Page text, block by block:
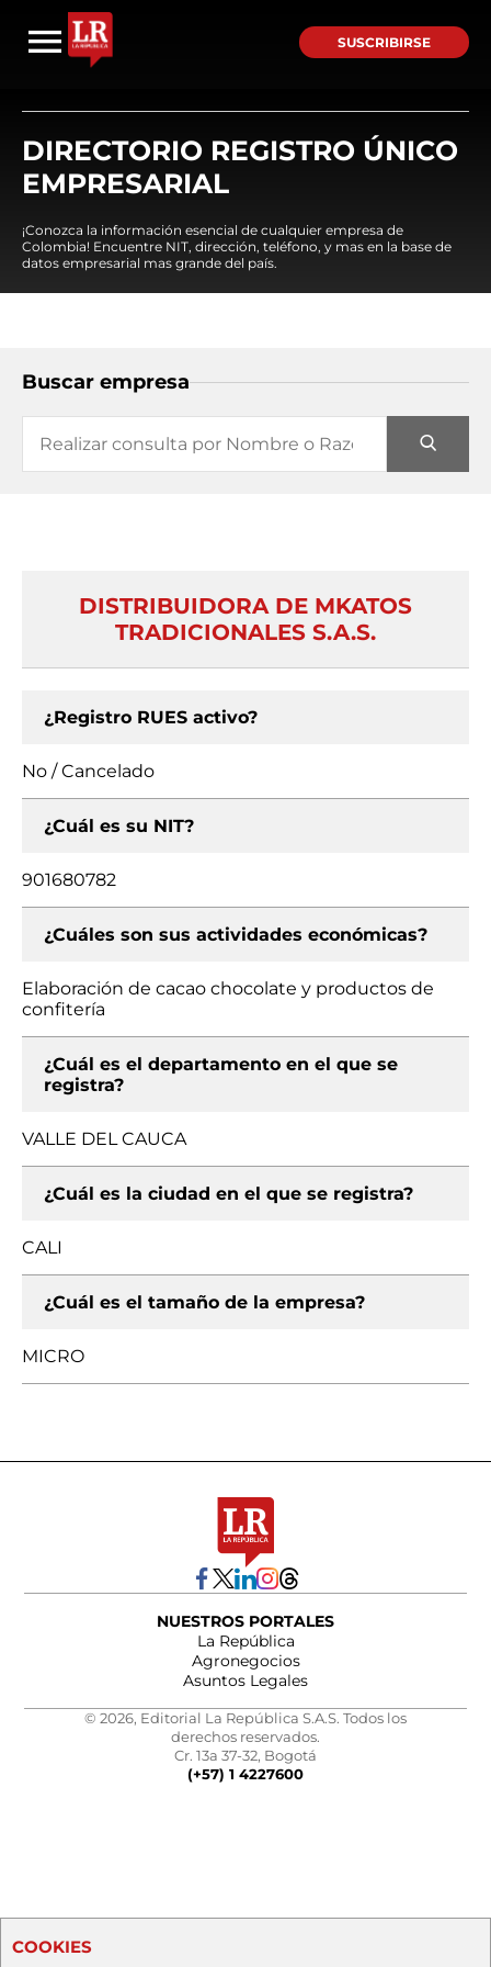
SUSCRIBIRSE
DIRECTORIO REGISTRO ÚNICO
EMPRESARIAL
¡Conozca la información esencial de cualquier empresa de
Colombia! Encuentre NIT, dirección, teléfono, y mas en la base de
datos empresarial mas grande del país.
Buscar empresa
DISTRIBUIDORA DE MKATOS
TRADICIONALES S.A.S.
¿Registro RUES activo?
No / Cancelado
¿Cuál es su NIT?
901680782
¿Cuáles son sus actividades económicas?
Elaboración de cacao chocolate y productos de
confitería
¿Cuál es el departamento en el que se
registra?
VALLE DEL CAUCA
¿Cuál es la ciudad en el que se registra?
CALI
¿Cuál es el tamaño de la empresa?
MICRO
NUESTROS PORTALES
La República
Agronegocios
Asuntos Legales
© 2026, Editorial La República S.A.S. Todos los
derechos reservados.
Cr. 13a 37-32, Bogotá
(+57) 1 4227600
COOKIES